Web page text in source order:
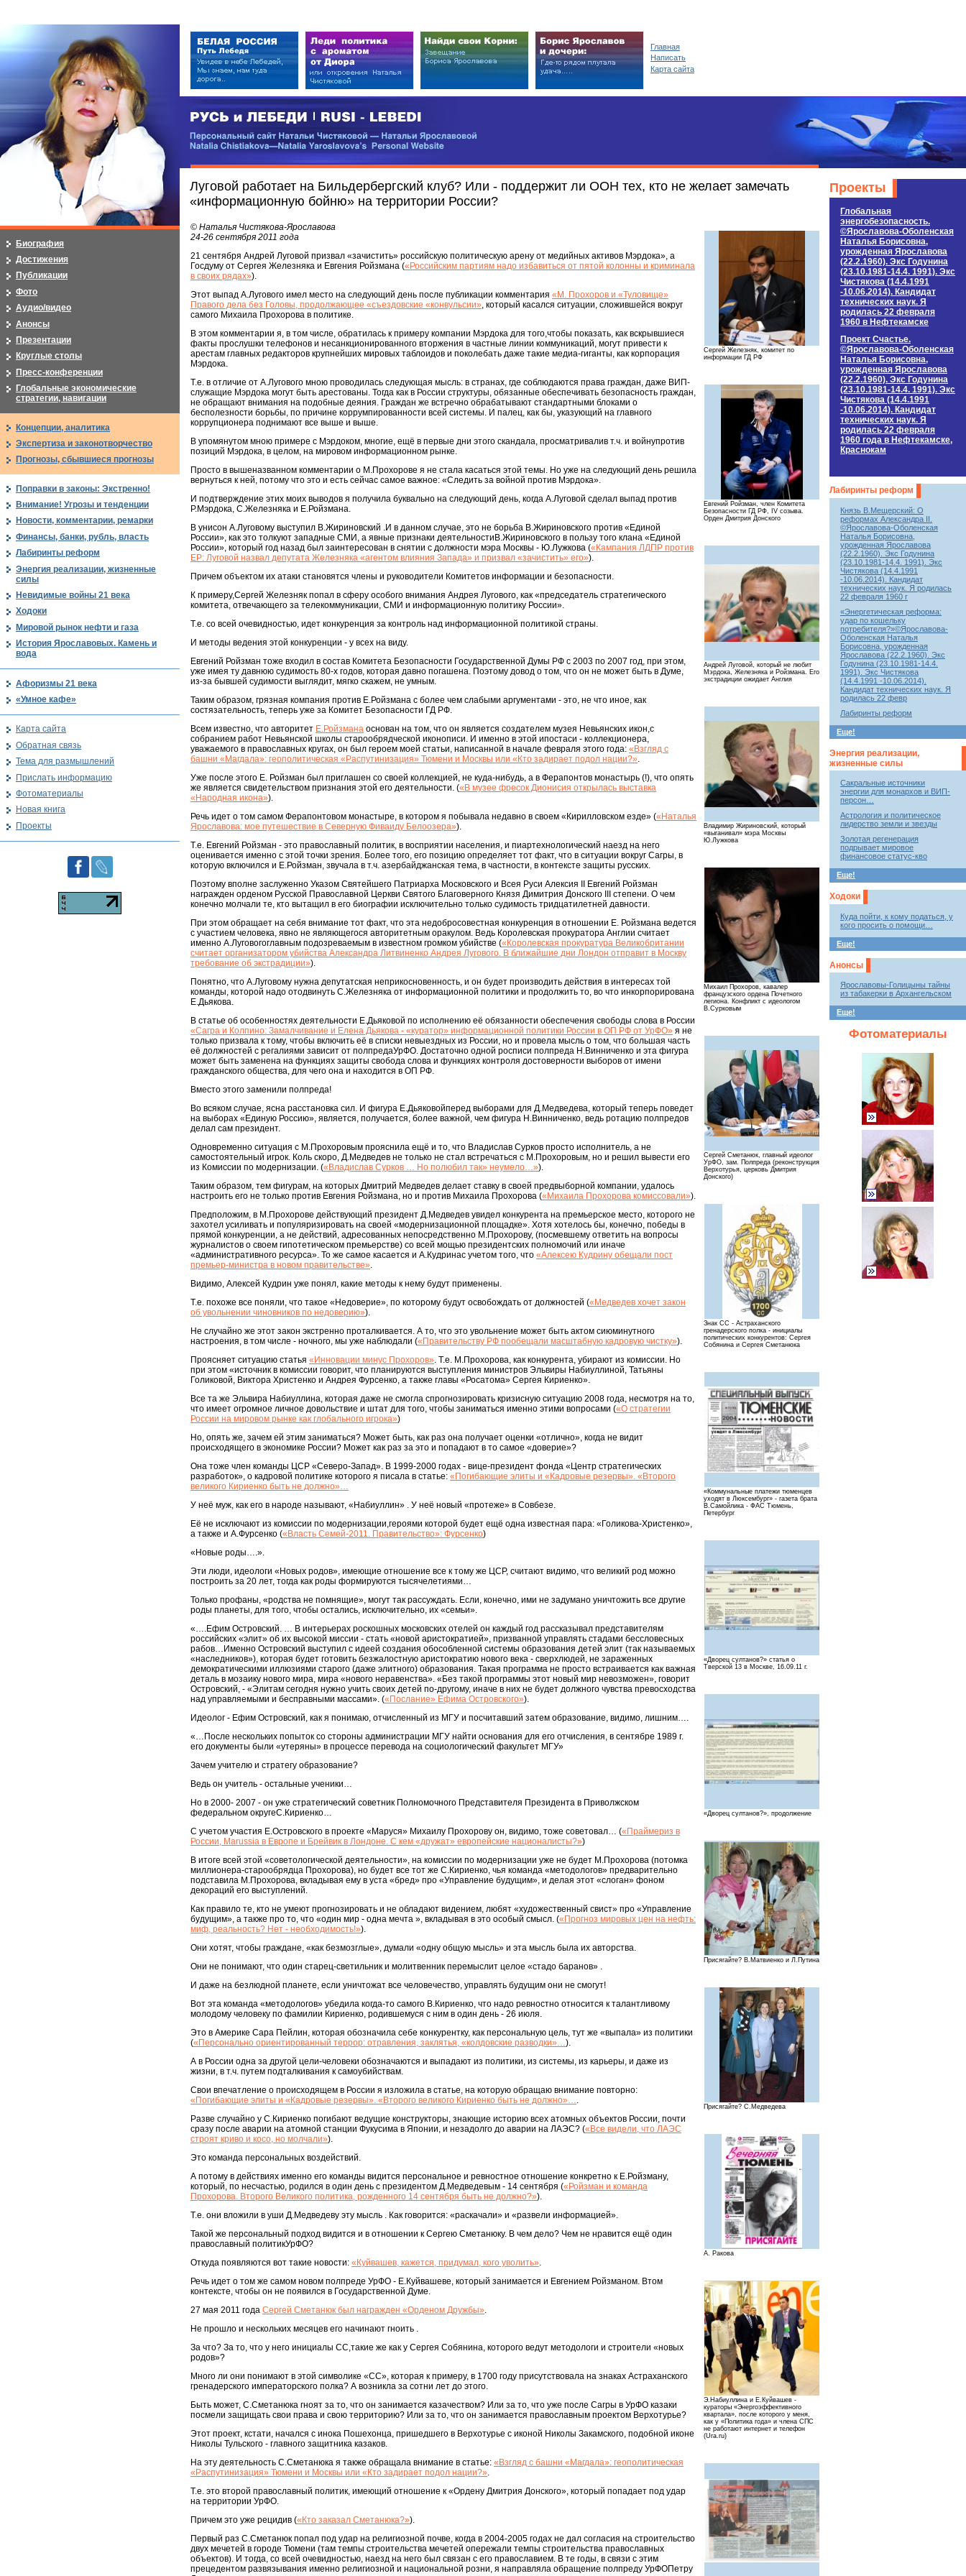
РУСЬ и ЛЕБЕДИ | RUSI — LEBEDI
Персональный сайт Натальи Чистяковой — Натальи Ярославовой
Луговой работает на Бильдербергский клуб? Или - поддержит ли ООН тех, кто не желает замечать
«информационную бойню» на территории России?
Сергей Железняк, комитет по
информации ГД РФ
Евгений Ройзман, член Комитета
Безопасности ГД РФ, IV созыва.
Орден Дмитрия Донского
Андрей Луговой, который не любит
Мэрдока, Железняка и Ройзмана. Его
экстрадиции ожидает Англия
Владимир Жириновский, который
«выганивал» мэра Москвы
Ю.Лужкова
Михаил Прохоров, кавалер
французского ордена Почетного
легиона. Конфликт с идеологом
В.Сурковым
Сергей Сметанюк, главный идеолог
УрФО, зам. Полпреда (реконструкция
Верхотурья, церковь Дмитрия
Донского)
Знак СС - Астраханского
гренадерского полка - инициалы
политических конкурентов: Сергея
Собянина и Сергея Сметанюка
«Коммунальные платежи тюменцев
уходят в Люксембург» - газета брата
В.Самойлика - ФАС Тюмень,
Петербург
«Дворец султанов?» статья о
Тверской 13 в Москве, 16.09.11 г.
«Дворец султанов?», продолжение
Присягайте? В.Матвиенко и Л.Путина
Присягайте? С.Медведева
А. Ракова
Э.Набиуллина и Е.Куйвашев -
кураторы «Энергоэффективного
квартала», после которого у меня,
как у «Политика года» и члена СПС
не работают интернет и телефон
(Ura.ru)
© Наталья Чистякова-Ярославова
24-26 сентября 2011 года
21 сентября Андрей Луговой призвал «зачистить» российскую политическую арену от медийных активов Мэрдока», а
Госдуму от Сергея Железняка и Евгения Ройзмана («Российским партиям надо избавиться от пятой колонны и криминала
в своих рядах»).
Этот выпад А.Лугового имел место на следующий день после публикации комментария «М. Прохоров и «Туловище»
Правого дела без Головы, продолжающее «съездовские «конвульсии», который касался ситуации, сложившейся вокруг
самого Михаила Прохорова в политике.
В этом комментарии я, в том числе, обратилась к примеру компании Мэрдока для того,чтобы показать, как вскрывшиеся
факты прослушки телефонов и несанкционированного вторжения в частные линии коммуникаций, могут привести к
арестам главных редакторов крупнейших мировых таблоидов и поколебать даже такие медиа-гиганты, как корпорация
Мэрдока.
Т.е. в отличие от А.Лугового мною проводилась следующая мысль: в странах, где соблюдаются права граждан, даже ВИП-
служащие Мэрдока могут быть арестованы. Тогда как в России структуры, обязанные обеспечивать безопасность граждан,
не обращают внимания на подобные деяния. Граждан же встречно обрабатывают стандартными блоками о
бесполезности борьбы, по причине коррумпированности всей системы. И палец, как бы, указующий на главного
коррупционера поднимают все выше и выше.
В упомянутом мною примере с Мэрдоком, многие, ещё в первые дни этого скандала, просматривалив т.ч. и войнупротив
позиций Мэрдока, в целом, на мировом информационном рынке.
Просто в вышеназванном комментарии о М.Прохорове я не стала касаться этой темы. Но уже на следующий день решила
вернуться к ней, потому что это и есть сейчас самое важное: «Следить за войной против Мэрдока».
И подтверждение этих моих выводов я получила буквально на следующий день, когда А.Луговой сделал выпад против
Р.Мэрдока, С.Железняка и Е.Ройзмана.
В унисон А.Луговому выступил В.Жириновский .И в данном случае, это не борьба В.Жириновского против «Единой
России», как это толкуют западные СМИ, а явные признаки деятельностиВ.Жириновского в пользу того клана «Единой
России», который год назад был заинтересован в снятии с должности мэра Москвы - Ю.Лужкова («Кампания ЛДПР против
ЕР: Луговой назвал депутата Железняка «агентом влияния Запада» и призвал «зачистить» его»).
Причем объектом их атаки становятся члены и руководители Комитетов информации и безопасности.
К примеру,Сергей Железняк попал в сферу особого внимания Андрея Лугового, как «председатель стратегического
комитета, отвечающего за телекоммуникации, СМИ и информационную политику России».
Т.е. со всей очевидностью, идет конкуренция за контроль над информационной политикой страны.
И методы ведения этой конкуренции - у всех на виду.
Евгений Ройзман тоже входил в состав Комитета Безопасности Государственной Думы РФ с 2003 по 2007 год, при этом,
уже имея ту давнюю судимость 80-х годов, которая давно погашена. Поэтому довод о том, что он не может быть в Думе,
из-за бывшей судимости выглядит, мягко скажем, не умным.
Таким образом, грязная компания против Е.Ройзмана с более чем слабыми аргументами - это, не что иное, как
состязательность, теперь уже за Комитет Безопасности ГД РФ.
Всем известно, что авторитет Е.Ройзмана основан на том, что он является создателем музея Невьянских икон,с
собранием работ Невьянской школы старообрядческой иконописи. И именно в этой ипостаси - коллекционера,
уважаемого в православных кругах, он был героем моей статьи, написанной в начале февраля этого года: «Взгляд с
башни «Магдала»: геополитическая «Распутинизация» Тюмени и Москвы или «Кто задирает подол нации?».
Уже после этого Е. Ройзман был приглашен со своей коллекцией, не куда-нибудь, а в Ферапонтов монастырь (!), что опять
же является свидетельством признания этой его деятельности. («В музее фресок Дионисия открылась выставка
«Народная икона»).
Речь идет о том самом Ферапонтовом монастыре, в котором я побывала недавно в своем «Кирилловском езде» («Наталья
Ярославова: мое путешествие в Северную Фиваиду Белоозера»).
Т.е. Евгений Ройзман - это православный политик, в восприятии населения, и пиартехнологический наезд на него
оценивается именно с этой точки зрения. Более того, его позицию определяет тот факт, что в ситуации вокруг Сагры, в
которую включился и Е.Ройзман, звучала в т.ч. азербайджанская тема, в частности, в контексте защиты русских.
Поэтому вполне заслуженно Указом Святейшего Патриарха Московского и Всея Руси Алексия II Евгений Ройзман
награжден орденом Русской Православной Церкви Святого Благоверного Князя Димитрия Донского III степени. О чем
конечно молчали те, кто вытащил в его биографии исключительно только судимость тридцатилетней давности.
При этом обращает на себя внимание тот факт, что эта недобросовестная конкуренция в отношении Е. Ройзмана ведется
с участием человека, явно не являющегося авторитетным оракулом. Ведь Королевская прокуратора Англии считает
именно А.Луговогоглавным подозреваемым в известном громком убийстве («Королевская прокуратура Великобритании
считает организатором убийства Александра Литвиненко Андрея Лугового. В ближайшие дни Лондон отправит в Москву
требование об экстрадиции»).
Понятно, что А.Луговому нужна депутатская неприкосновенность, и он будет производить действия в интересах той
команды, которой надо отодвинуть С.Железняка от информационной политики и продолжить то, во что инкорпорирована
Е.Дьякова.
В статье об особенностях деятельности Е.Дьяковой по исполнению её обязанности обеспечения свободы слова в России
«Сагра и Колпино: Замалчивание и Елена Дьякова - «куратор» информационной политики России в ОП РФ от УрФО» я не
только призвала к тому, чтобы включить её в списки невыездных из России, но и провела мысль о том, что большая часть
её должностей с регалиями зависит от полпредаУрФО. Достаточно одной росписи полпреда Н.Винниченко и эта фигура
может быть заменена на функциях защиты свобода слова и функциях контроля достоверности выборов от имени
гражданского общества, для чего она и находится в ОП РФ.
Вместо этого заменили полпреда!
Во всяком случае, ясна расстановка сил. И фигура Е.Дьяковойперед выборами для Д.Медведева, который теперь поведет
на выборах «Единую Россию», является, получается, более важной, чем фигура Н.Винниченко, ведь ротацию полпредов
делал сам президент.
Одновременно ситуация с М.Прохоровым прояснила ещё и то, что Владислав Сурков просто исполнитель, а не
самостоятельный игрок. Коль скоро, Д.Mедведев не только не стал встречаться с М.Прохоровым, но и решил вывести его
из Комиссии по модернизации. («Владислав Сурков … Но полюбил так» неумело…»).
Таким образом, тем фигурам, на которых Дмитрий Медведев делает ставку в своей предвыборной компании, удалось
настроить его не только против Евгения Ройзмана, но и против Михаила Прохорова («Михаила Прохорова комиссовали»).
Предположим, в М.Прохорове действующий президент Д.Медведев увидел конкурента на премьерское место, которого не
захотел усиливать и популяризировать на своей «модернизационной площадке». Хотя хотелось бы, конечно, победы в
прямой конкуренции, а не действий, адресованных непосредственно М.Прохорову, (посмевшему ответить на вопросы
журналистов о своем гипотетическом премьерстве) со всей мощью президентских полномочий или иначе
«административного ресурса». То же самое касается и А.Кудринас учетом того, что «Алексею Кудрину обещали пост
премьер-министра в новом правительстве».
Видимо, Алексей Кудрин уже понял, какие методы к нему будут применены.
Т.е. похоже все поняли, что такое «Недоверие», по которому будут освобождать от должностей («Медведев хочет закон
об увольнении чиновников по недоверию»).
Не случайно же этот закон экстренно проталкивается. А то, что это увольнение может быть актом сиюминутного
настроения, в том числе - ночного, мы уже наблюдали («Правительству РФ пообещали масштабную кадровую чистку»).
Проясняет ситуацию статья «Инновации минус Прохоров». Т.е. М.Прохорова, как конкурента, убирают из комиссии. Но
при этом «источник в комиссии говорит, что планируются выступления министров Эльвиры Набиуллиной, Татьяны
Голиковой, Виктора Христенко и Андрея Фурсенко, а также главы «Росатома» Сергея Кириенко».
Все та же Эльвира Набиуллина, которая даже не смогла спрогнозировать кризисную ситуацию 2008 года, несмотря на то,
что имеет огромное личное довольствие и штат для того, чтобы заниматься именно этими вопросами («О стратегии
России на мировом рынке как глобального игрока»)
Но, опять же, зачем ей этим заниматься? Может быть, как раз она получает оценки «отлично», когда не видит
происходящего в экономике России? Может как раз за это и попадают в то самое «доверие»?
Она тоже член команды ЦСР «Северо-Запад». В 1999-2000 годах - вице-президент фонда «Центр стратегических
разработок», о кадровой политике которого я писала в статье: «Погибающие элиты и «Кадровые резервы». «Второго
великого Кириенко быть не должно»…
У неё муж, как его в народе называют, «Набиуллин» . У неё новый «протеже» в Совбезе.
Её не исключают из комиссии по модернизации,героями которой будет ещё одна известная пара: «Голикова-Христенко»,
а также и А.Фурсенко («Власть Семей-2011. Правительство»: Фурсенко)
«Новые роды….».
Эти люди, идеологи «Новых родов», имеющие отношение все к тому же ЦСР, считают видимо, что великий род можно
построить за 20 лет, тогда как роды формируются тысячелетиями…
Только профаны, «родства не помнящие», могут так рассуждать. Если, конечно, ими не задумано уничтожить все другие
роды планеты, для того, чтобы остались, исключительно, их «семьи».
«….Ефим Островский. … В интерьерах роскошных московских отелей он каждый год рассказывал представителям
российских «элит» об их высокой миссии - стать «новой аристократией», призванной управлять стадами бессловесных
рабов…Именно Островский выступил с идеей создания обособленной системы образования детей элит (так называемых
«наследников»), которая будет готовить безжалостную аристократию нового века - сверхлюдей, не зараженных
демократическими иллюзиями старого (даже элитного) образования. Такая программа не просто встраивается как важная
деталь в мозаику нового мира, мира «нового неравенства». «Без такой программы этот новый мир невозможен», говорит
Островский, - «Элитам сегодня нужно учить своих детей по-другому, иначе в них не будет должного чувства превосходства
над управляемыми и бесправными массами». («Послание» Ефима Островского»).
Идеолог - Ефим Островский, как я понимаю, отчисленный из МГУ и посчитавший затем образование, видимо, лишним….
«…После нескольких попыток со стороны администрации МГУ найти основания для его отчисления, в сентябре 1989 г.
его документы были «утеряны» в процессе перевода на социологический факультет МГУ»
Зачем учителю и стратегу образование?
Ведь он учитель - остальные ученики…
Но в 2000- 2007 - он уже стратегический советник Полномочного Представителя Президента в Приволжском
федеральном округеС.Кириенко…
С учетом участия Е.Островского в проекте «Маруся» Михаилу Прохорову он, видимо, тоже советовал… («Праймериз в
России, Marussia в Европе и Брейвик в Лондоне. С кем «дружат» европейские националисты?»)
В итоге всей этой «советологической деятельности», на комиссии по модернизации уже не будет М.Прохорова (потомка
миллионера-старообрядца Прохорова), но будет все тот же С.Кириенко, чья команда «методологов» предварительно
подставила М.Прохорова, вкладывая ему в уста «бред» про «Управление будущим», и делая этот «слоган» фоном
декораций его выступлений.
Как правило те, кто не умеют прогнозировать и не обладают видением, любят «художественный свист» про «Управление
будущим», а также про то, что «один мир - одна мечта », вкладывая в это особый смысл. («Прогноз мировых цен на нефть:
миф, реальность? Нет - необходимость!»).
Они хотят, чтобы граждане, «как безмозглые», думали «одну общую мысль» и эта мысль была их авторства.
Они не понимают, что один старец-светильник и молитвенник перемыслит целое «стадо баранов» .
И даже на безлюдной планете, если уничтожат все человечество, управлять будущим они не смогут!
Вот эта команда «методологов» убедила когда-то самого В.Кириенко, что надо ревностно относится к талантливому
молодому человеку по фамилии Кириенко, родившемуся с ним в один день - 26 июля.
Это в Америке Сара Пейлин, которая обозначила себе конкурентку, как персональную цель, тут же «выпала» из политики
(«Персонально ориентированный террор: отравления, заклятья, «колдовские разводки»…).
А в России одна за другой цели-человеки обозначаются и выпадают из политики, из системы, из карьеры, и даже из
жизни, в т.ч. путем подталкивания к самоубийствам.
Свои впечатление о происходящем в России я изложила в статье, на которую обращаю внимание повторно:
«Погибающие элиты и «Кадровые резервы». «Второго великого Кириенко быть не должно»….
Разве случайно у С.Кириенко погибают ведущие конструкторы, знающие историю всех атомных объектов России, почти
сразу после аварии на атомной станции Фукусима в Японии, и незадолго до аварии на ЛАЭС? («Все видели, что ЛАЭС
строят криво и косо, но молчали»).
Это команда персональных воздействий.
А потому в действиях именно его команды видится персональное и ревностное отношение конкретно к Е.Ройзману,
который, по несчастью, родился в один день с президентом Д.Медведевым - 14 сентября («Ройзман и команда
Прохорова. Второго Великого политика, рожденного 14 сентября быть не должно?»).
Т.е. они вложили в уши Д.Медведеву эту мысль . Как говорится: «раскачали» и «развели информацией».
Такой же персональный подход видится и в отношении к Сергею Сметанюку. В чем дело? Чем не нравится ещё один
православный политикУрФО?
Откуда появляются вот такие новости: «Куйвашев, кажется, придумал, кого уволить».
Речь идет о том же самом новом полпреде УрФО - Е.Куйвашеве, который занимается и Евгением Ройзманом. Втом
контексте, чтобы он не появился в Государственной Думе.
27 мая 2011 года Сергей Сметанюк был награжден «Орденом Дружбы».
Не прошло и нескольких месяцев его начинают гноить .
За что? За то, что у него инициалы СС,такие же как у Сергея Собянина, которого ведут методологи и строители «новых
родов»?
Много ли они понимают в этой символике «СС», которая к примеру, в 1700 году присутствовала на знаках Астраханского
гренадерского императорского полка? А возникла за сотни лет до этого.
Быть может, С.Сметанюка гноят за то, что он занимается казачеством? Или за то, что уже после Сагры в УрФО казаки
посмели защищать свои права и свою территорию? Или за то, что он занимается православным проектом Верхотурье?
Этот проект, кстати, начался с инока Пошехонца, пришедшего в Верхотурье с иконой Николы Закамского, подобной иконе
Николы Тульского - главного защитника казаков.
На эту деятельность С.Сметанюка я также обращала внимание в статье: «Взгляд с башни «Магдала»: геополитическая
«Распутинизация» Тюмени и Москвы или «Кто задирает подол нации?».
Т.е. это второй православный политик, имеющий отношение к «Ордену Дмитрия Донского», который попадает под удар
на территории УрФО.
Причем это уже рецидив («Кто заказал Сметанюка?»).
Первый раз С.Сметанюк попал под удар на религиозной почве, когда в 2004-2005 годах не дал согласия на строительство
двух мечетей в городе Тюмени (там темпы строительства мечетей опережали темпы строительства православных
объектов). И тогда, со всей очевидностью, наезд на него был связан с его православием. В те годы, в связи с этим
прецедентом развязывания именно религиозной и национальной розни, я направляла обращение полпреду УрФОПетру
Проекты
Глобальная
энергобезопасность.
©Ярославова-Оболенская
Наталья Борисовна,
урожденная Ярославова
(22.2.1960). Экс Годунина
(23.10.1981-14.4. 1991). Экс
Чистякова (14.4.1991
-10.06.2014). Кандидат
технических наук. Я
родилась 22 февраля
1960 в Нефтекамске
Проект Счастье.
©Ярославова-Оболенская
Наталья Борисовна,
урожденная Ярославова
(22.2.1960). Экс Годунина
(23.10.1981-14.4. 1991). Экс
Чистякова (14.4.1991
-10.06.2014). Кандидат
технических наук. Я
родилась 22 февраля
1960 года в Нефтекамске,
Краснокам
Лабиринты реформ
Князь В.Мещерский: О
реформах Александра II.
©Ярославова-Оболенская
Наталья Борисовна,
урожденная Ярославова
(22.2.1960). Экс Годунина
(23.10.1981-14.4. 1991). Экс
Чистякова (14.4.1991
-10.06.2014). Кандидат
технических наук. Я родилась
22 февраля 1960 г
«Энергетическая реформа:
удар по кошельку
потребителя?»©Ярославова-
Оболенская Наталья
Борисовна, урожденная
Ярославова (22.2.1960). Экс
Годунина (23.10.1981-14.4.
1991). Экс Чистякова
(14.4.1991 -10.06.2014).
Кандидат технических наук. Я
родилась 22 февр
Лабиринты реформ
Еще!
Энергия реализации,
жизненные силы
Сакральные источники
энергии для монархов и ВИП-
персон…
Астрология и политическое
лидерство земли и звезды
Золотая регенерация
подрывает мировое
финансовое статус-кво
Еще!
Ходоки
Куда пойти, к кому податься, у
кого просить о помощи…
Еще!
Анонсы
Ярославовы-Голицыны тайны
из табакерки в Архангельском
Еще!
Фотоматериалы
Биография
Достижения
Публикации
Фото
Аудио/видео
Анонсы
Презентации
Круглые столы
Пресс-конференции
Глобальные экономические
стратегии, навигации
Концепции, аналитика
Экспертиза и законотворчество
Прогнозы, сбывшиеся прогнозы
Поправки в законы: Экстренно!
Внимание! Угрозы и тенденции
Новости, комментарии, ремарки
Финансы, банки, рубль, власть
Лабиринты реформ
Энергия реализации, жизненные
силы
Невидимые войны 21 века
Ходоки
Мировой рынок нефти и газа
История Ярославовых. Камень и
вода
Афоризмы 21 века
«Умное кафе»
Карта сайта
Обратная связь
Тема для размышлений
Прислать информацию
Фотоматериалы
Новая книга
Проекты
Главная
Написать
Карта сайта